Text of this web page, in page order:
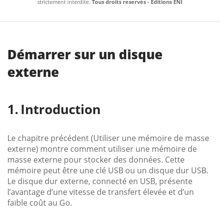
strictement interdite. Tous droits reservés - Editions ENI
Démarrer sur un disque
externe
Introduction
Le chapitre précédent (Utiliser une mémoire de masse
externe) montre comment utiliser une mémoire de
masse externe pour stocker des données. Cette
mémoire peut être une clé USB ou un disque dur USB.
Le disque dur externe, connecté en USB, présente
l’avantage d’une vitesse de transfert élevée et d’un
faible coût au Go.